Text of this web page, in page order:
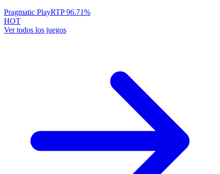
Pragmatic PlayRTP96.71%
HOT
Ver todos los juegos